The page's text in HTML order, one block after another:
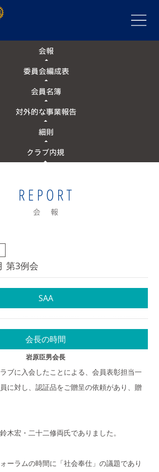
第3例会
SAA
会長の時間
岩原臣男会長
ブに入会したことによる、会員表彰担当一
に対し、認証品をご贈呈の依頼があり、贈
宏・二十二修両氏でありました。
ーラムの時間に「社会奉仕」の議題であり